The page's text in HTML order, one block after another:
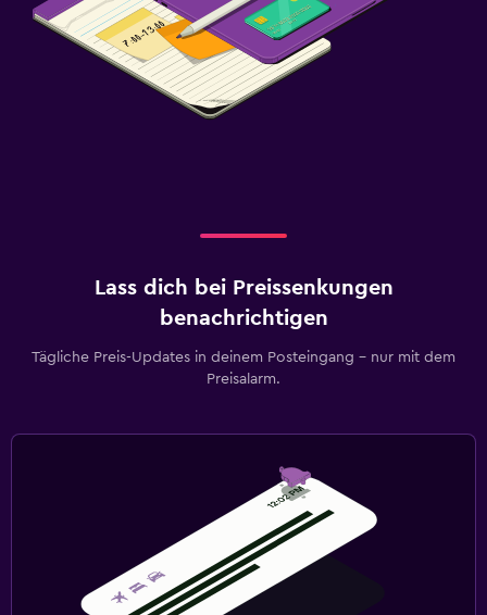
Lass dich bei Preissenkungen
benachrichtigen
Tägliche Preis-Updates in deinem Posteingang – nur mit dem
Preisalarm.